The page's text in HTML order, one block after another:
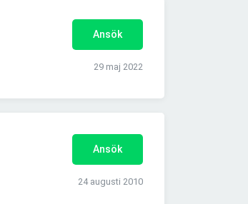
Ansök
29 maj 2022
Ansök
24 augusti 2010